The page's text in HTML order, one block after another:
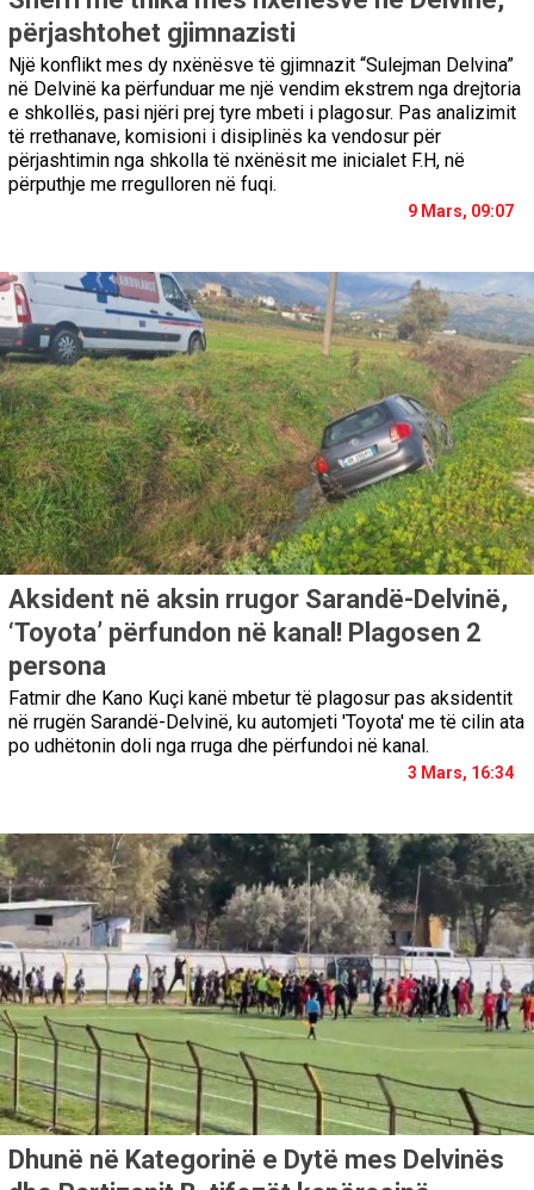
përjashtohet gjimnazisti
Një konflikt mes dy nxënësve të gjimnazit “Sulejman Delvina”
në Delvinë ka përfunduar me një vendim ekstrem nga drejtoria
e shkollës, pasi njëri prej tyre mbeti i plagosur. Pas analizimit
të rrethanave, komisioni i disiplinës ka vendosur për
përjashtimin nga shkolla të nxënësit me inicialet F.H, në
përputhje me rregulloren në fuqi.
9 Mars, 09:07
Aksident në aksin rrugor Sarandë-Delvinë,
‘Toyota’ përfundon në kanal! Plagosen 2
persona
Fatmir dhe Kano Kuçi kanë mbetur të plagosur pas aksidentit
në rrugën Sarandë-Delvinë, ku automjeti 'Toyota' me të cilin ata
po udhëtonin doli nga rruga dhe përfundoi në kanal.
3 Mars, 16:34
Dhunë në Kategorinë e Dytë mes Delvinës